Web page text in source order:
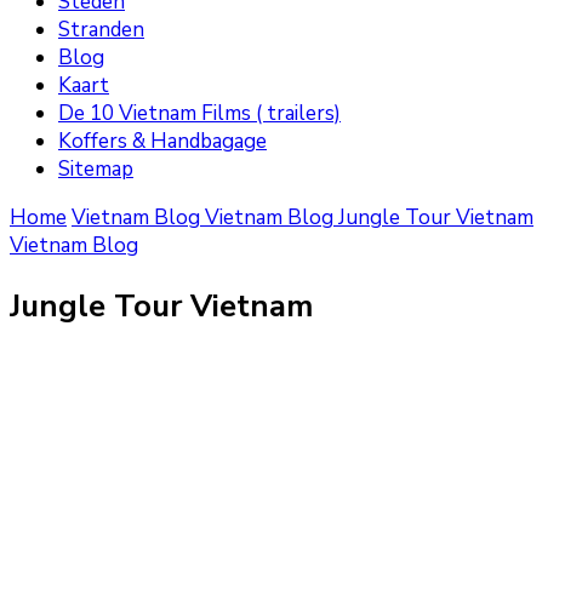
Stranden
Blog
Kaart
De 10 Vietnam Films ( trailers)
Koffers & Handbagage
Sitemap
Home Vietnam BlogVietnam BlogJungle Tour Vietnam
Vietnam Blog
Jungle Tour Vietnam